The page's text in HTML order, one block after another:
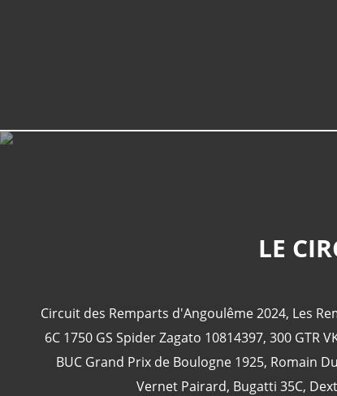
LE
Circuit des Remparts d'Angoulême 2024, Les
6C 1750 GS Spider Zagato 10814397, 300 GTR
BUC Grand Prix de Boulogne 1925, Romain
Vernet Pairard, Bugatti 35C,